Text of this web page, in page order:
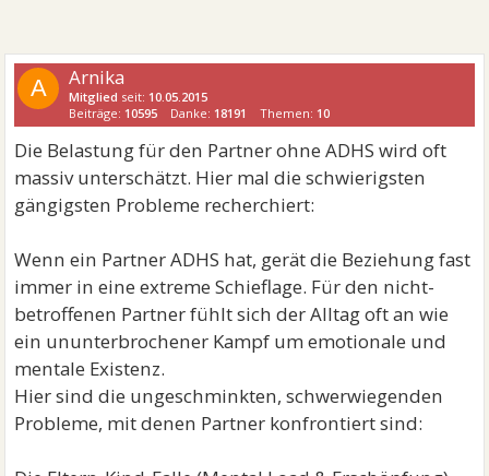
A Arnika
Mitglied seit: 10.05.2015
Beiträge: 10595 Danke: 18191 Themen: 10
Die Belastung für den Partner ohne ADHS wird oft
massiv unterschätzt. Hier mal die schwierigsten
gängigsten Probleme recherchiert:
Wenn ein Partner ADHS hat, gerät die Beziehung fast
immer in eine extreme Schieflage. Für den nicht-
betroffenen Partner fühlt sich der Alltag oft an wie
ein ununterbrochener Kampf um emotionale und
mentale Existenz.
Hier sind die ungeschminkten, schwerwiegenden
Probleme, mit denen Partner konfrontiert sind: